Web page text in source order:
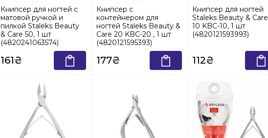
Книпсер для ногтей с
матовой ручкой и
пилкой Staleks Beauty
& Care 50, 1 шт
(4820241063574)
161₴
Книпсер с
контейнером для
ногтей Staleks Beauty &
Care 20 KBC-20 , 1 шт
(4820121595393)
177₴
Книпсер для ногтей
Staleks Beauty & Care
10 KBC-10, 1 шт
(4820121593993)
112₴